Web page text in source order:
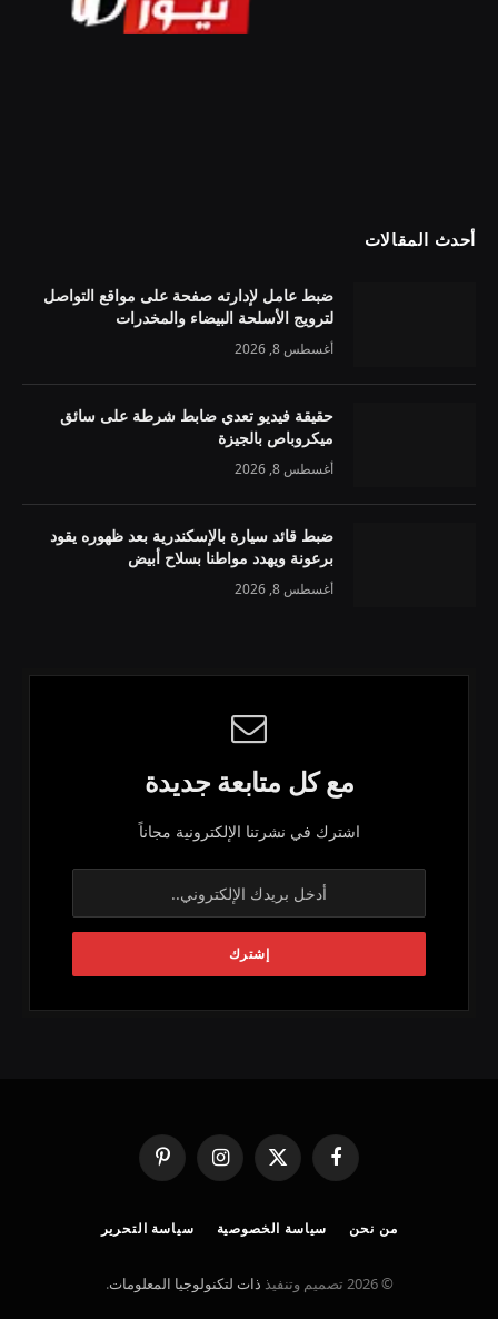
أحدث المقالات
ضبط عامل لإدارته صفحة على مواقع التواصل
لترويج الأسلحة البيضاء والمخدرات
أغسطس 8, 2026
حقيقة فيديو تعدي ضابط شرطة على سائق
ميكروباص بالجيزة
أغسطس 8, 2026
ضبط قائد سيارة بالإسكندرية بعد ظهوره يقود
برعونة ويهدد مواطنا بسلاح أبيض
أغسطس 8, 2026
مع كل متابعة جديدة
اشترك في نشرتنا الإلكترونية مجاناً
فيسبوك
X
(Twitter)
الانستغرامبينتيريست
من نحن سياسة الخصوصية سياسة التحرير
© 2026 تصميم وتنفيذ ذات لتكنولوجيا المعلومات.